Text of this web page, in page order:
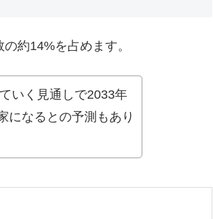
約14%を占めます。
いく見通しで2033年
になるとの予測もあり